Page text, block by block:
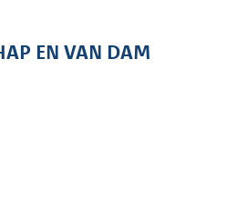
EN VAN DAM